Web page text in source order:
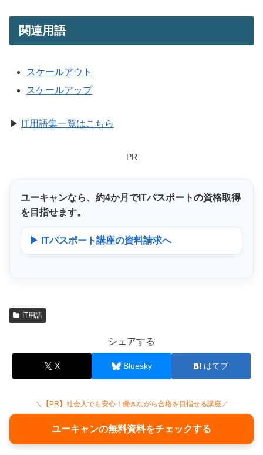
関連用語
スケールアウト
スケールアップ
▶ IT用語集一覧はこちら
PR
ユーキャンなら、 約4か月 でITパスポートの資格取得
を目指せます。
▶ ITパスポート講座の資料請求へ
IT用語
シェアする
X Bluesky はてブ
＼【PR】社会人でも安心！働きながら合格を目指せる講座／
ユーキャンの無料資料をチェックする